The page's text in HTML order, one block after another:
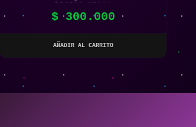
DISEÑO MECHA
$300.000
AÑADIR AL CARRITO